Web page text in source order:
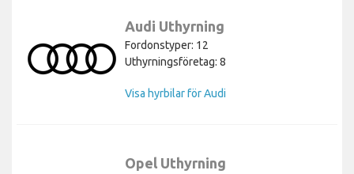
Audi Uthyrning
Fordonstyper: 12
Uthyrningsföretag: 8
Visa hyrbilar för Audi
Opel Uthyrning